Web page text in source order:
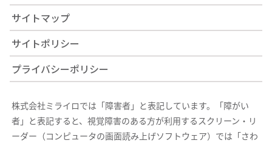
サイトマップ
サイトポリシー
プライバシーポリシー
株式会社ミライロでは「障害者」と表記しています。「障がい
者」と表記すると、視覚障害のある方が利用するスクリーン・リ
ーダー（コンピュータの画面読み上げソフトウェア）では「さわ